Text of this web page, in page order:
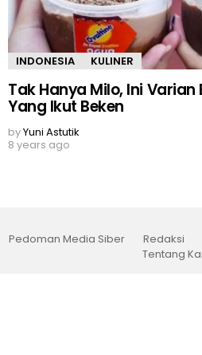
INDONESIA KULINER
Tak Hanya Milo, Ini Varian
Yang Ikut Beken
byYuni Astutik
8 years ago
Pedoman Media Siber Redaksi
Tentang